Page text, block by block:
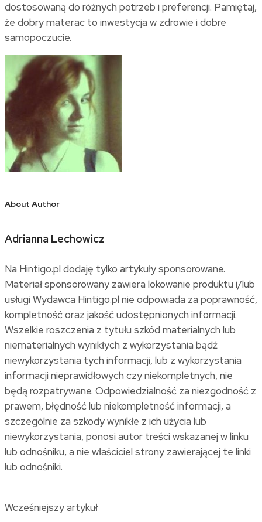
dostosowaną do różnych potrzeb i preferencji. Pamiętaj,
że dobry materac to inwestycja w zdrowie i dobre
samopoczucie.
About Author
Adrianna Lechowicz
Na Hintigo.pl dodaję tylko artykuły sponsorowane.
Materiał sponsorowany zawiera lokowanie produktu i/lub
usługi Wydawca Hintigo.pl nie odpowiada za poprawność,
kompletność oraz jakość udostępnionych informacji.
Wszelkie roszczenia z tytułu szkód materialnych lub
niematerialnych wynikłych z wykorzystania bądź
niewykorzystania tych informacji, lub z wykorzystania
informacji nieprawidłowych czy niekompletnych, nie
będą rozpatrywane. Odpowiedzialność za niezgodność z
prawem, błędność lub niekompletność informacji, a
szczególnie za szkody wynikłe z ich użycia lub
niewykorzystania, ponosi autor treści wskazanej w linku
lub odnośniku, a nie właściciel strony zawierającej te linki
lub odnośniki.
Wcześniejszy artykuł